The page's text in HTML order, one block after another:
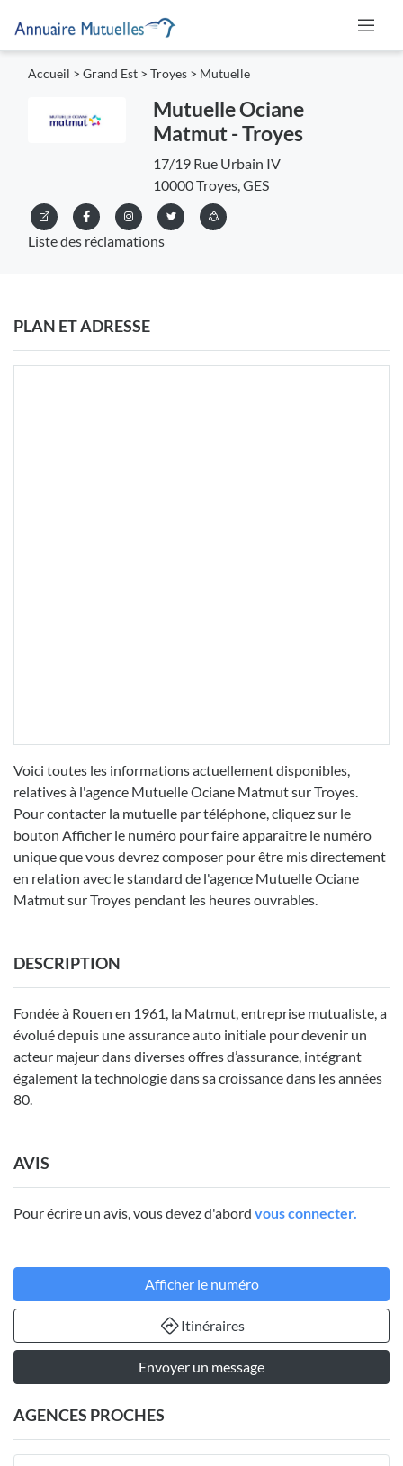
Accueil > Grand Est > Troyes > Mutuelle
Mutuelle Ociane
Matmut - Troyes
17/19 Rue Urbain IV
10000 Troyes, GES
Liste des réclamations
PLAN ET ADRESSE
Voici toutes les informations actuellement disponibles,
relatives à l'agence Mutuelle Ociane Matmut sur Troyes.
Pour contacter la mutuelle par téléphone, cliquez sur le
bouton Afficher le numéro pour faire apparaître le numéro
unique que vous devrez composer pour être mis directement
en relation avec le standard de l'agence Mutuelle Ociane
Matmut sur Troyes pendant les heures ouvrables.
DESCRIPTION
Fondée à Rouen en 1961, la Matmut, entreprise mutualiste, a
évolué depuis une assurance auto initiale pour devenir un
acteur majeur dans diverses offres d’assurance, intégrant
également la technologie dans sa croissance dans les années
80.
AVIS
Pour écrire un avis, vous devez d'abord vous connecter.
Afficher le numéro
Itinéraires
Envoyer un message
AGENCES PROCHES